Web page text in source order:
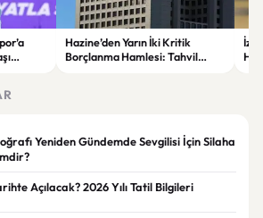
Hazine’den Yarın İki Kritik
Borçlanma Hamlesi: Tahvil
Yeniden Gündemde Sevgilisi İçin Silaha
Açılacak? 2026 Yılı Tatil Bilgileri